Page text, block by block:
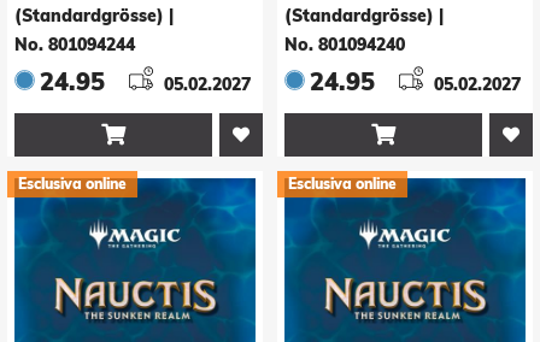
- Commander 4
(Standardgrösse)
No. 801094244
24.95 05.02.2027

- Green Mythic
(Standardgrösse)
No. 801094240
24.95 05.02.2027

Esclusiva online Esclusiva online